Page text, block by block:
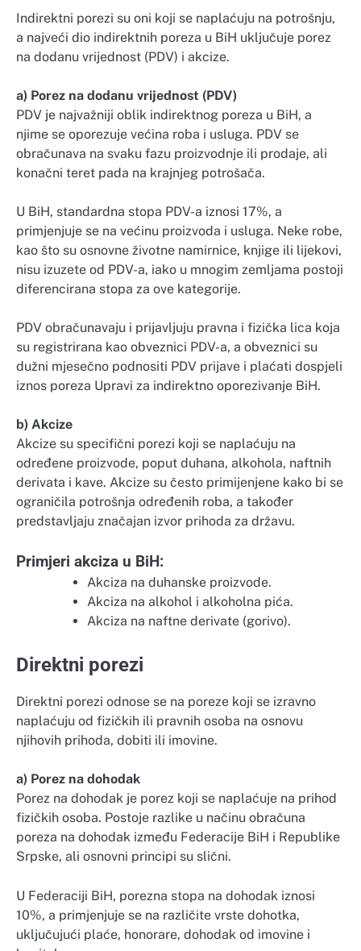
Indirektni porezi su oni koji se naplaćuju na potrošnju,
a najveći dio indirektnih poreza u BiH uključuje porez
na dodanu vrijednost (PDV) i akcize.
a) Porez na dodanu vrijednost (PDV)
PDV je najvažniji oblik indirektnog poreza u BiH, a
njime se oporezuje većina roba i usluga. PDV se
obračunava na svaku fazu proizvodnje ili prodaje, ali
konačni teret pada na krajnjeg potrošača.
U BiH, standardna stopa PDV-a iznosi 17%, a
primjenjuje se na većinu proizvoda i usluga. Neke robe,
kao što su osnovne životne namirnice, knjige ili lijekovi,
nisu izuzete od PDV-a, iako u mnogim zemljama postoji
diferencirana stopa za ove kategorije.
PDV obračunavaju i prijavljuju pravna i fizička lica koja
su registrirana kao obveznici PDV-a, a obveznici su
dužni mjesečno podnositi PDV prijave i plaćati dospjeli
iznos poreza Upravi za indirektno oporezivanje BiH.
b) Akcize
Akcize su specifični porezi koji se naplaćuju na
određene proizvode, poput duhana, alkohola, naftnih
derivata i kave. Akcize su često primijenjene kako bi se
ograničila potrošnja određenih roba, a također
predstavljaju značajan izvor prihoda za državu.
Primjeri akciza u BiH:
Akciza na duhanske proizvode.
Akciza na alkohol i alkoholna pića.
Akciza na naftne derivate (gorivo).
Direktni porezi
Direktni porezi odnose se na poreze koji se izravno
naplaćuju od fizičkih ili pravnih osoba na osnovu
njihovih prihoda, dobiti ili imovine.
a) Porez na dohodak
Porez na dohodak je porez koji se naplaćuje na prihod
fizičkih osoba. Postoje razlike u načinu obračuna
poreza na dohodak između Federacije BiH i Republike
Srpske, ali osnovni principi su slični.
U Federaciji BiH, porezna stopa na dohodak iznosi
10%, a primjenjuje se na različite vrste dohotka,
uključujući plaće, honorare, dohodak od imovine i